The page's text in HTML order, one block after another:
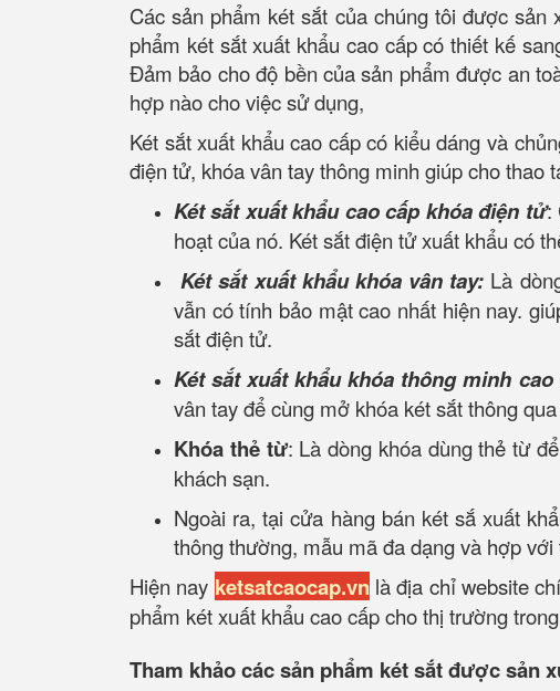
Các sản phẩm két sắt của chúng tôi được
phẩm két sắt xuất khẩu cao cấp có thiết kế
Đảm bảo cho độ bền của sản phẩm được an
hợp nào cho việc sử dụng,
Két sắt xuất khẩu cao cấp có kiểu dáng và
điện tử, khóa vân tay thông minh giúp cho thao
Két sắt xuất khẩu cao cấp khóa điện tử:
hoạt của nó. Két sắt điện tử xuất khẩu có
Két sắt xuất khẩu khóa vân tay: Là
vẫn có tính bảo mật cao nhất hiện nay.
sắt điện tử.
Két sắt xuất khẩu khóa thông minh cao
vân tay để cùng mở khóa két sắt thông
Khóa thẻ từ: Là dòng khóa dùng thẻ từ
khách sạn.
Ngoài ra, tại cửa hàng bán két sắ xuất
thông thường, mẫu mã đa dạng và hợp
Hiện nay ketsatcaocap.vnlà địa chỉ website
phẩm két xuất khẩu cao cấp cho thị trường
Tham khảo các sản phẩm két sắt được sản